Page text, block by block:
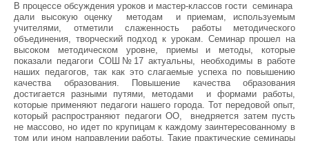
В процессе обсуждения уроков и мастер-классов гости семинара
дали высокую оценку методам и приемам, используемым
учителями, отметили слаженность работы методического
объединения, творческий подход к урокам. Семинар прошел на
высоком методическом уровне, приемы и методы, которые
показали педагоги СОШ№17 актуальны, необходимы в работе
наших педагогов, так как это слагаемые успеха по повышению
качества образования. Повышение качества образования
достигается разными путями, методами и формами работы,
которые применяют педагоги нашего города. Тот передовой опыт,
который распространяют педагоги ОО, внедряется затем пусть
не массово, но идет по крупицам к каждому заинтересованному в
том или ином направлении работы. Такие практические семинары